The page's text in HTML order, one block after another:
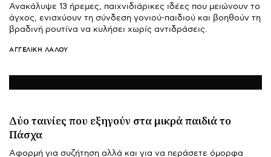
Ανακάλυψε 13 ήρεμες, παιχνιδιάρικες ιδέες που μειώνουν το
άγχος, ενισχύουν τη σύνδεση γονιού-παιδιού και βοηθούν τη
βραδινή ρουτίνα να κυλήσει χωρίς αντιδράσεις.
ΑΓΓΕΛΙΚΉ ΛΆΛΟΥ
Δύο ταινίες που εξηγούν στα μικρά παιδιά το
Πάσχα
Αφορμή για συζήτηση αλλά και για να περάσετε όμορφα